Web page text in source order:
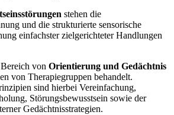
stehen die
und die strukturierte sensorische
einfachster zielgerichteter Handlungen
von Orientierung und Gedächtnis
von Therapiegruppen behandelt.
sind hierbei Vereinfachung,
Störungsbewusstsein sowie der
Gedächtnisstrategien.